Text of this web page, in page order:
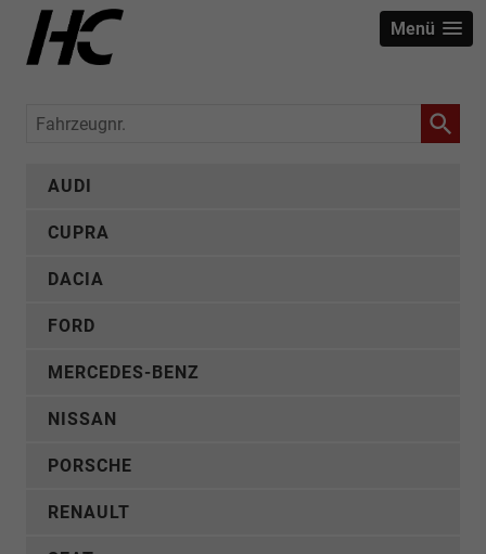
Menü
Fahrzeugnr.
AUDI
CUPRA
DACIA
FORD
MERCEDES-BENZ
NISSAN
PORSCHE
RENAULT